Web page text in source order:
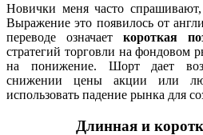
Новички меня часто
Выражение это появилось от
переводе означаеткороткая
стратегий торговли на фондовом
на понижение. Шорт дает
снижении цены акции или
использовать падение рынка для
Длинная и